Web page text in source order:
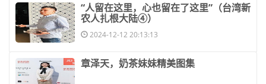
​“人留在这里，心也留在了这里”（台湾新
农人扎根大陆④）
2024-12-12 20:13:13
​章泽天，奶茶妹妹精美图集